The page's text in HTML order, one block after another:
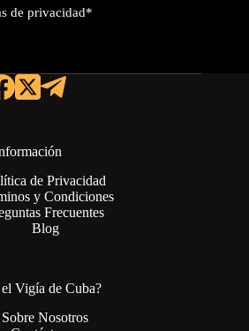
de privacidad*
de Privacidad
y Condiciones
Frecuentes
Blog
el Vigía de Cuba?
Sobre Nosotros